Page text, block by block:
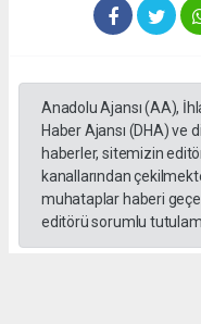
Anadolu Ajansı (AA),
Haber Ajansı (DHA) ve
haberler, sitemizin
kanallarından
muhataplar haberi
editörü sorumlu